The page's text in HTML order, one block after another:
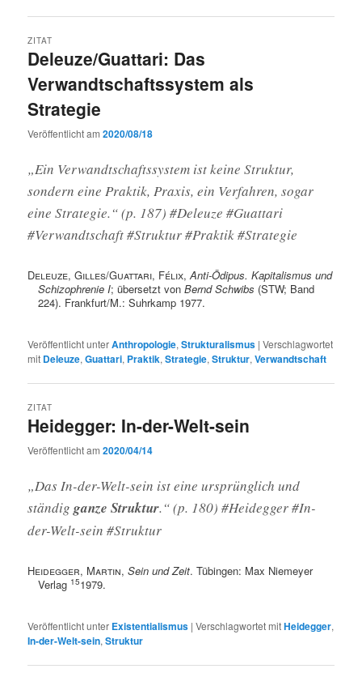
Deleuze/Guattari: Das
Verwandtschaftssystem als
Strategie
ZITAT
Veröffentlicht am2020/08/18
„Ein Verwandtschaftssystem ist keine Struktur,
sondern eine Praktik, Praxis, ein Verfahren, sogar
eine Strategie.“ (p. 187) #Deleuze #Guattari
#Verwandtschaft #Struktur #Praktik #Strategie
Deleuze, Gilles/Guattari, Félix,Anti-Ödipus. Kapitalismus und
Schizophrenie I; übersetzt vonBernd Schwibs (STW; Band
224). Frankfurt/M.: Suhrkamp 1977.
Veröffentlicht unterAnthropologie,Strukturalismus |Verschlagwortet
mit Deleuze,Guattari, Praktik,Strategie,Struktur,Verwandtschaft
Heidegger: In-der-Welt-sein
ZITAT
Veröffentlicht am2020/04/14
„Das In-der-Welt-sein ist eine ursprünglich und
ständigganze Struktur.“ (p. 180) #Heidegger #In-
der-Welt-sein #Struktur
Heidegger, Martin,Sein und Zeit. Tübingen: Max Niemeyer
Verlag 151979.
Veröffentlicht unter Existentialismus |Verschlagwortet mitHeidegger,
In-der-Welt-sein,Struktur